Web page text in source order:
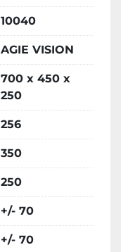
10040
AGIE VISION
700 x 450 x
250
256
350
250
+/- 70
+/- 70